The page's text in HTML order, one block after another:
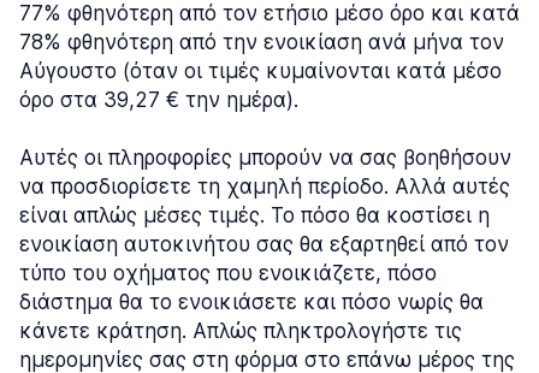
77% φθηνότερη από τον ετήσιο μέσο όρο και κατά
78% φθηνότερη από την ενοικίαση ανά μήνα τον
Αύγουστο (όταν οι τιμές κυμαίνονται κατά μέσο
όρο στα 39,27 € την ημέρα).
Αυτές οι πληροφορίες μπορούν να σας βοηθήσουν
να προσδιορίσετε τη χαμηλή περίοδο. Αλλά αυτές
είναι απλώς μέσες τιμές. Το πόσο θα κοστίσει η
ενοικίαση αυτοκινήτου σας θα εξαρτηθεί από τον
τύπο του οχήματος που ενοικιάζετε, πόσο
διάστημα θα το ενοικιάσετε και πόσο νωρίς θα
κάνετε κράτηση. Απλώς πληκτρολογήστε τις
ημερομηνίες σας στη φόρμα στο επάνω μέρος της